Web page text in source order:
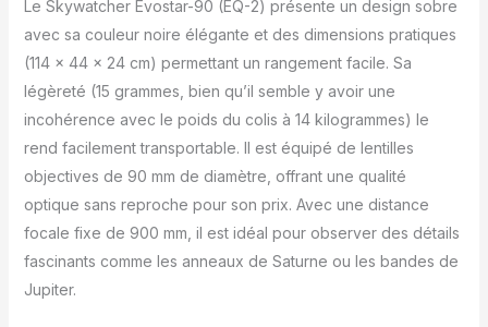
Le Skywatcher Evostar-90 (EQ-2) présente un design sobre
avec sa couleur noire élégante et des dimensions pratiques
(114 x 44 x 24 cm) permettant un rangement facile. Sa
légèreté (15 grammes, bien qu’il semble y avoir une
incohérence avec le poids du colis à 14 kilogrammes) le
rend facilement transportable. Il est équipé de lentilles
objectives de 90 mm de diamètre, offrant une qualité
optique sans reproche pour son prix. Avec une distance
focale fixe de 900 mm, il est idéal pour observer des détails
fascinants comme les anneaux de Saturne ou les bandes de
Jupiter.